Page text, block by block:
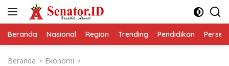
Beranda Nasional Region Trending Pendidikan
Beranda Ekonomi